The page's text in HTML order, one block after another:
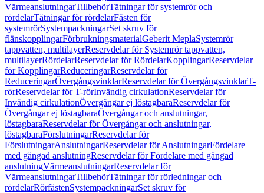
VärmeanslutningarTillbehörTätningar för systemrör och
rördelarTätningar för rördelarFästen för
systemrörSystempackningarSet skruv för
flänskopplingarFörbrukningsmaterialGeberit MeplaSystemrör
tappvatten, multilayerReservdelar för Systemrör tappvatten,
multilayerRördelarReservdelar för RördelarKopplingarReservdelar
för KopplingarReduceringarReservdelar för
ReduceringarÖvergångsvinklarReservdelar för ÖvergångsvinklarT-
rörReservdelar för T-rörInvändig cirkulationReservdelar för
Invändig cirkulationÖvergångar ej löstagbaraReservdelar för
Övergångar ej löstagbaraÖvergångar och anslutningar,
löstagbaraReservdelar för Övergångar och anslutningar,
löstagbaraFörslutningarReservdelar för
FörslutningarAnslutningarReservdelar för AnslutningarFördelare
med gängad anslutningReservdelar för Fördelare med gängad
anslutningVärmeanslutningarReservdelar för
VärmeanslutningarTillbehörTätningar för rörledningar och
rördelarRörfästenSystempackningarSet skruv för